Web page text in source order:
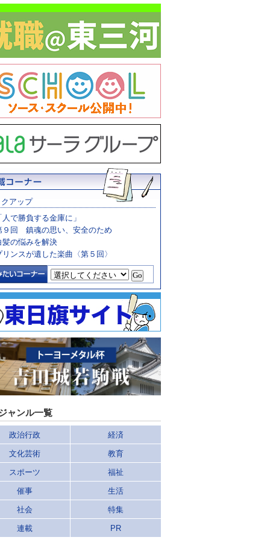
アップ
人で勝負する金庫に」
９回 鎮魂の思い、安全のため
髪の悩みを解決
リンスが遺した楽曲〈第５回〉
ャンル一覧
政治行政 経済
文化芸術 教育
スポーツ 福祉
催事 生活
社会 特集
連載 PR